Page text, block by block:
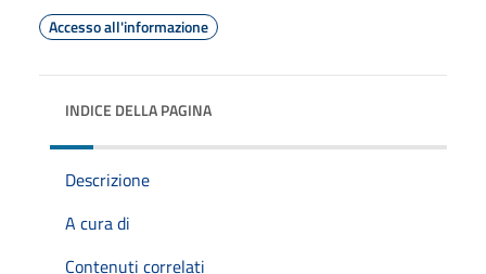
Accesso all'informazione
INDICE DELLA PAGINA
Descrizione
A cura di
Contenuti correlati